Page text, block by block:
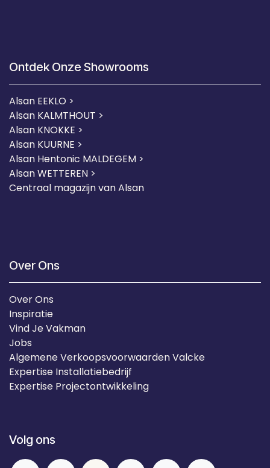
Ontdek Onze Showrooms
Alsan EEKLO >
Alsan KALMTHOUT >
Alsan KNOKKE >
Alsan KUURNE >
Alsan Hentonic MALDEGEM >
Alsan WETTEREN >
Centraal magazijn van Alsan
Over Ons
Over Ons
Inspiratie
Vind Je Vakman
Jobs
Algemene Verkoopsvoorwaarden Valcke
Expertise Installatiebedrijf
Expertise Projectontwikkeling
Volg ons